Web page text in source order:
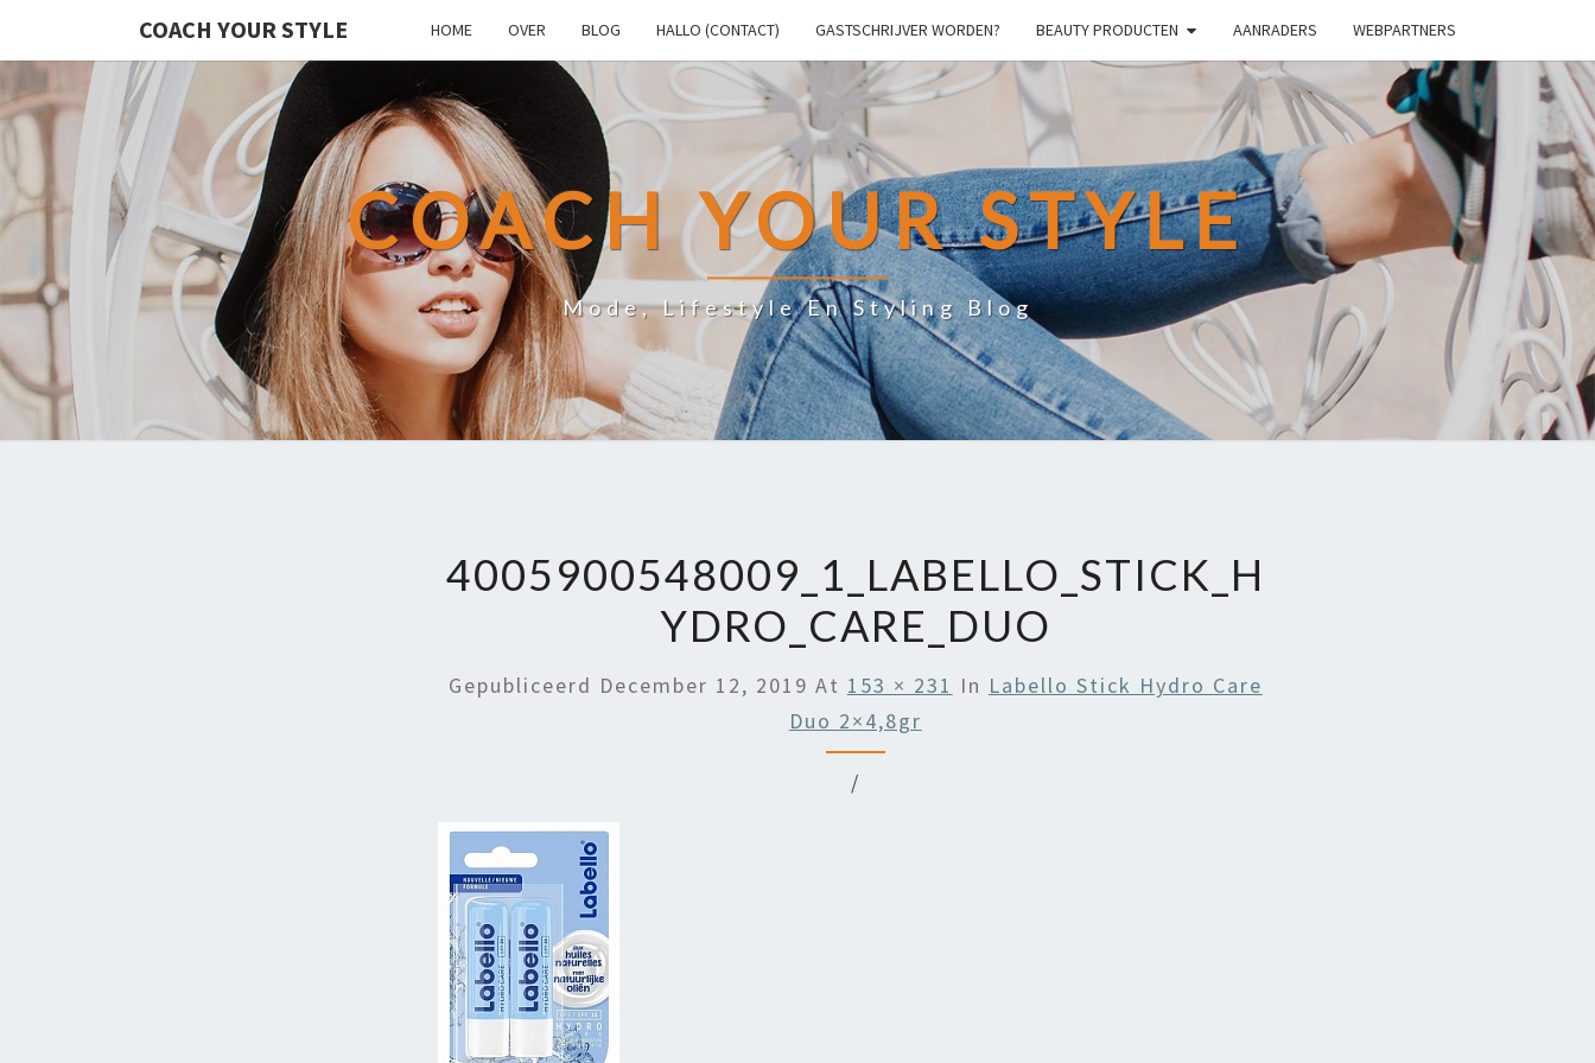
COACH YOUR STYLE HOME OVER BLOG HALLO (CONTACT) GASTSCHRIJVER WORDEN? BEAUTY PRODUCTEN AANRADERS WEBPARTNERS
COACH YOUR STYLE
Mode, Lifestyle En Styling Blog
4005900548009_1_LABELLO_STICK_H
YDRO_CARE_DUO
Gepubliceerd December 12, 2019 At 153 × 231 In Labello Stick Hydro Care
Duo 2×4,8gr
/